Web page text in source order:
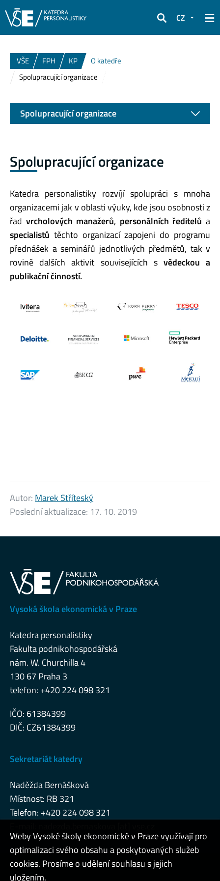
Hledat
CZ
VŠE FPH KP
O katedře
Spolupracující organizace
Spolupracující organizace
Katedra personalistiky rozvíjí spolupráci s mnoha
organizacemi jak v oblasti výuky, kde jsou osobnosti z
řad vrcholových manažerů, personálních ředitelů a
specialistů těchto organizací zapojeni do programu
přednášek a seminářů jednotlivých předmětů, tak v
rovině dalších aktivit souvisejících s vědeckou a
publikační činností.
Autor: Marek Stříteský
Poslední aktualizace: 17. 10. 2019
Spolupracující organizace
Vysoká škola ekonomická v Praze
Katedra personalistiky
Fakulta podnikohospodářská
nám. W. Churchilla 4
130 67 Praha 3
telefon: +420 224 098 321
IČO: 61384399
DIČ: CZ61384399
Sekretariát katedry
Naděžda Bernášková
Místnost: RB 321
Telefon: +420 224 098 321
Admin
Weby Vysoké školy ekonomické v Praze využívají pro
optimalizaci svého obsahu a poskytovaných služeb
cookies. Prosíme o udělení souhlasu s jejich
uložením.